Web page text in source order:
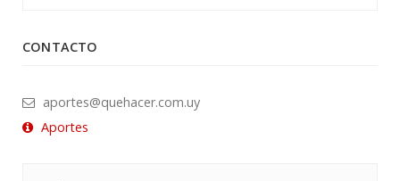
CONTACTO
aportes@quehacer.com.uy
Aportes